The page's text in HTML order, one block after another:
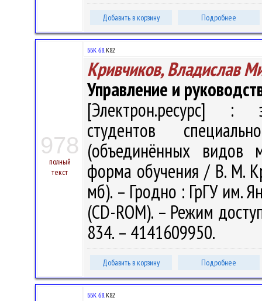
Добавить в корзину Подробнее
978
полный
текст
ББК 68.К82
Кривчиков, Владислав
Управление и
[Электрон.ресурс] :
студентов
(объединённых видов
форма обучения / В. М.
мб). – Гродно : ГрГУ им.
(CD-ROM). – Режим
834. – 4141609950.
Добавить в корзину Подробнее
ББК 68.К82